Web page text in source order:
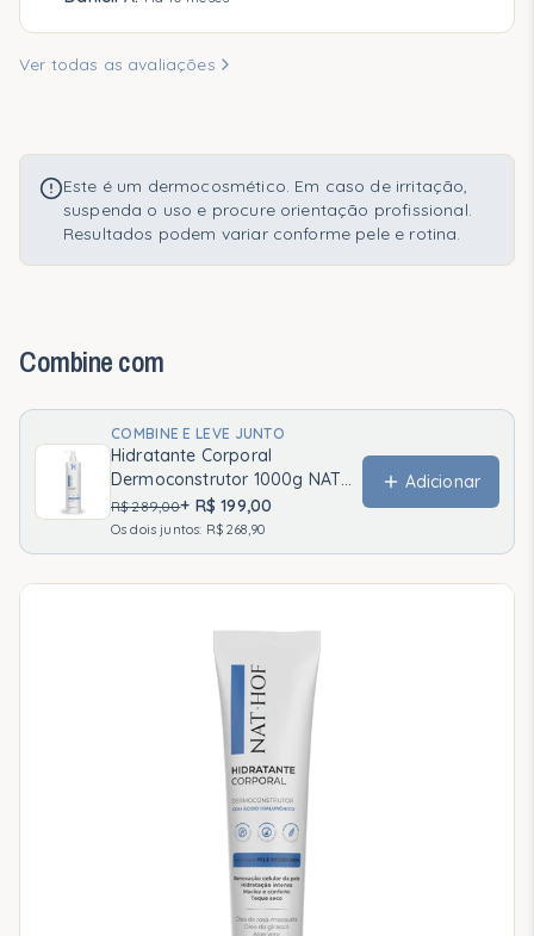
Ver todas as avaliações
Este é um dermocosmético. Em caso de irritação,
suspenda o uso e procure orientação profissional.
Resultados podem variar conforme pele e rotina.
Combine com
COMBINE E LEVE JUNTO
Hidratante Corporal
Dermoconstrutor 1000g NAT
HOF — Uso Profissional
R$ 289,00+ R$ 199,00
Os dois juntos: R$ 268,90
Adicionar